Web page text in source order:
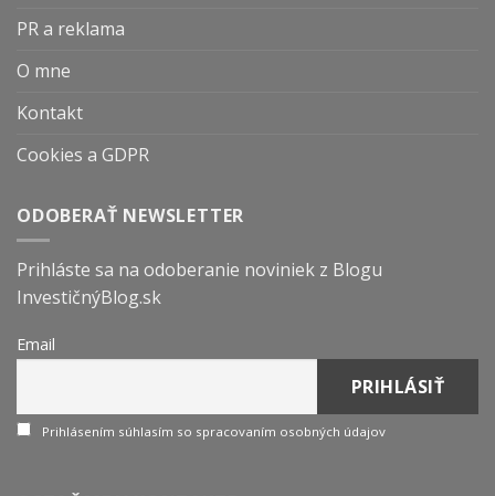
PR a reklama
O mne
Kontakt
Cookies a GDPR
ODOBERAŤ NEWSLETTER
Prihláste sa na odoberanie noviniek z Blogu
InvestičnýBlog.sk
Email
Prihlásením súhlasím so spracovaním osobných údajov